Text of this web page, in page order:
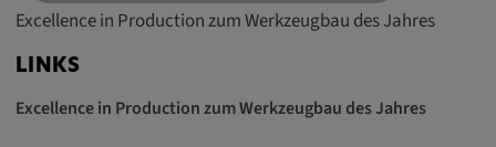
Excellence in Production zum Werkzeugbau des Jahres
LINKS
Excellence in Production zum Werkzeugbau des Jahres